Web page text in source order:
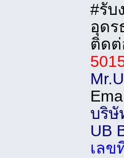
#รับ
อุดร
ติด
บริษั
UB
เลข